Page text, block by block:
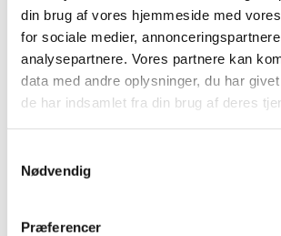
din brug af vores hjemmeside med
for sociale medier,
analysepartnere. Vores partnere kan
data med andre oplysninger, du har
de har indsamlet fra din brug af deres
Nødvendig
Præferencer
Cafe, Rigensgade 21, 1316